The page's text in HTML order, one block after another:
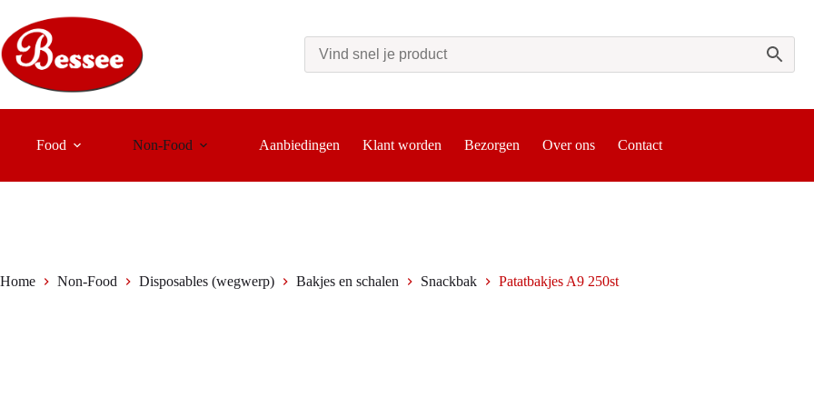
naar
de
inhoud
Food Non-Food Aanbiedingen Klant worden Bezorgen Over ons Contact
Home Non-Food Disposables (wegwerp) Bakjes en schalen Snackbak Patatbakjes A9 250st